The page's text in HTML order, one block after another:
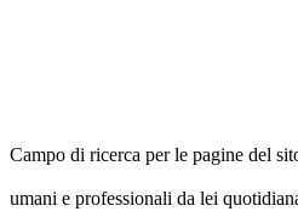
Campo di ricerca per le pagine del
umani e professionali da lei